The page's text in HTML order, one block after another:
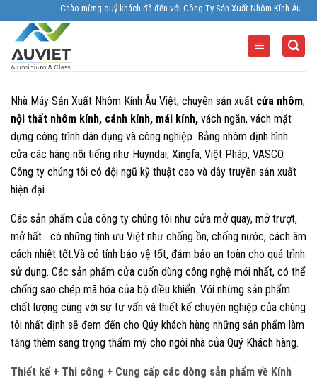
to
content
Chào mừng quý khách đã đến với Công Ty Sản Xuất Nhôm Kính Âu Viêt.
Nhà Máy Sản Xuất Nhôm Kính Âu Việt, chuyên sản xuất cửa nhôm,
nội thất nhôm kính, cánh kính, mái kính, vách ngăn, vách mặt
dựng công trình dân dụng và công nghiệp. Bằng nhôm định hình
cửa các hãng nối tiếng như Huyndai, Xingfa, Việt Pháp, VASCO.
Công ty chúng tôi có đội ngũ kỹ thuật cao và dây truyền sản xuất
hiện đại.
Các sản phẩm của công ty chúng tôi như cửa mở quay, mở trượt,
mở hất….có những tính ưu Việt như chống ồn, chống nước, cách âm
cách nhiệt tốt.Và có tính bảo vệ tốt, đảm bảo an toàn cho quá trình
sử dụng. Các sản phẩm cửa cuốn dùng công nghệ mới nhất, có thể
chống sao chép mã hóa của bộ điều khiển. Với những sản phẩm
chất lượng cùng với sự tư vấn và thiết kế chuyên nghiệp của chúng
tôi nhất định sẽ đem đến cho Qúy khách hàng những sản phẩm làm
tăng thêm sang trọng thẩm mỹ cho ngôi nhà của Quý Khách hàng.
Thiết kế + Thi công + Cung cấp các dòng sản phẩm về Kính